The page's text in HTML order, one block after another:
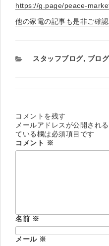
https://g.page/peace-
他の家電の記事も是非ご確認
カ
スタッフブログ, ブログ
コメントを残す
メールアドレスが公開され
ている欄は必須項目です
コメント ※
名前 ※
メール ※